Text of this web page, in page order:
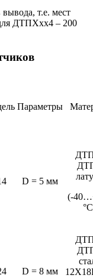
вывода, т.е. мест
ДТПХхх4 – 200
Параметры
D = 5 мм
(-
D = 8 мм